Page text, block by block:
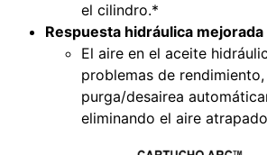
el cilindro.*
Respuesta hidráulica mejorada
El aire en el aceite
problemas de rendimiento,
purga/desairea
eliminando el aire